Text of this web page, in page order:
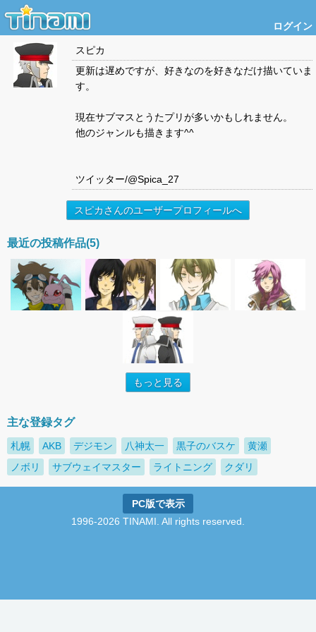
ログイン
スピカ
更新は遅めですが、好きなのを好きなだけ描いていま
す。
現在サブマスとうたプリが多いかもしれません。
他のジャンルも描きます^^
ツイッター/@Spica_27
スピカさんのユーザープロフィールへ
最近の投稿作品(5)
もっと見る
主な登録タグ
札幌 AKB デジモン 八神太一 黒子のバスケ
黄瀬
ノボリ
サブウェイマスター ライトニング クダリ
PC版で表示
1996-2026 TINAMI. All rights reserved.